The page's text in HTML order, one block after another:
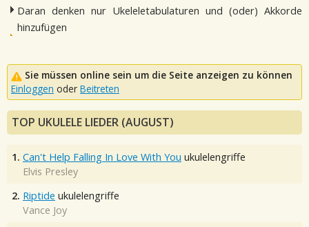
Daran denken nur Ukeleletabulaturen und (oder) Akkorde
hinzufügen
Sie müssen online sein um die Seite anzeigen zu können
Einloggen oder Beitreten
TOP UKULELE LIEDER (AUGUST)
1. Can't Help Falling In Love With You ukulelengriffe
Elvis Presley
2. Riptide ukulelengriffe
Vance Joy